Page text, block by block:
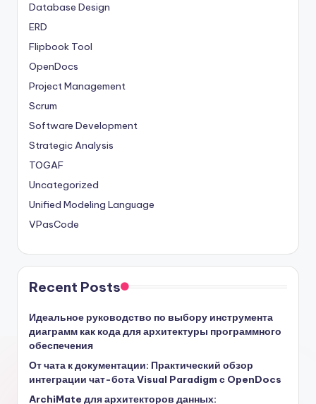
Database Design
ERD
Flipbook Tool
OpenDocs
Project Management
Scrum
Software Development
Strategic Analysis
TOGAF
Uncategorized
Unified Modeling Language
VPasCode
Recent Posts
Идеальное руководство по выбору инструмента
диаграмм как кода для архитектуры программного
обеспечения
От чата к документации: Практический обзор
интеграции чат-бота Visual Paradigm с OpenDocs
ArchiMate для архитекторов данных: